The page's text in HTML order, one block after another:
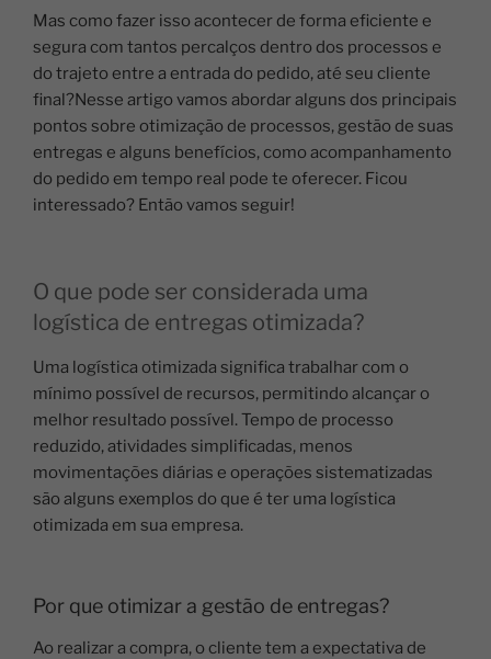
Mas como fazer isso acontecer de forma eficiente e
segura com tantos percalços dentro dos processos e
do trajeto entre a entrada do pedido, até seu cliente
final?Nesse artigo vamos abordar alguns dos principais
pontos sobre otimização de processos, gestão de suas
entregas e alguns benefícios, como acompanhamento
do pedido em tempo real pode te oferecer. Ficou
interessado? Então vamos seguir!
O que pode ser considerada uma
logística de entregas otimizada?
Uma logística otimizada significa trabalhar com o
mínimo possível de recursos, permitindo alcançar o
melhor resultado possível. Tempo de processo
reduzido, atividades simplificadas, menos
movimentações diárias e operações sistematizadas
são alguns exemplos do que é ter uma logística
otimizada em sua empresa.
Por que otimizar a gestão de entregas?
Ao realizar a compra, o cliente tem a expectativa de